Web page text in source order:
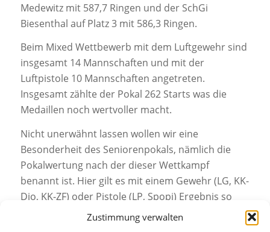
Zustimmung verwalten
Medewitz mit 587,7 Ringen und der SchGi
Biesenthal auf Platz 3 mit 586,3 Ringen.
Beim Mixed Wettbewerb mit dem Luftgewehr sind
insgesamt 14 Mannschaften und mit der
Luftpistole 10 Mannschaften angetreten.
Insgesamt zählte der Pokal 262 Starts was die
Medaillen noch wertvoller macht.
Nicht unerwähnt lassen wollen wir eine
Besonderheit des Seniorenpokals, nämlich die
Pokalwertung nach der dieser Wettkampf
benannt ist. Hier gilt es mit einem Gewehr (LG, KK-
Dio, KK-ZF) oder Pistole (LP, Spopi) Ergebnis so
nah an den aktuellen Landesrekord zu kommen